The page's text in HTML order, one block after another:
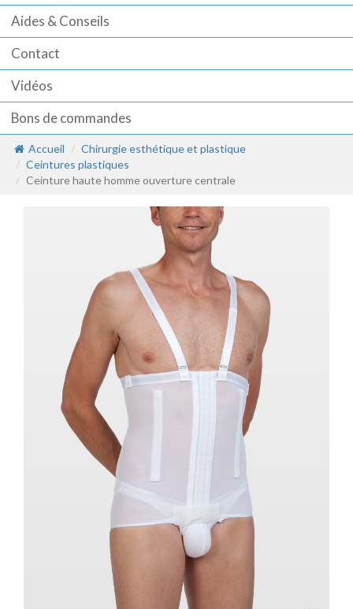
Aides & Conseils
Contact
Vidéos
Bons de commandes
Accueil
Chirurgie esthétique et plastique
Ceintures plastiques
Ceinture haute homme ouverture centrale